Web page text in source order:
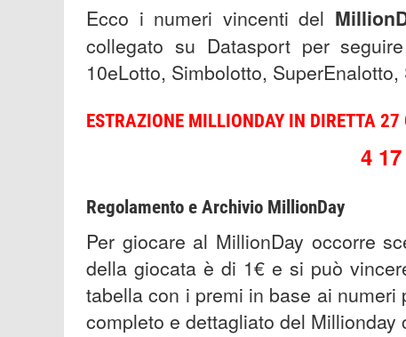
Ecco i numeri vincenti del
collegato su Datasport per
10eLotto, Simbolotto,
ESTRAZIONE MILLIONDAY IN DIRETTA
4
Regolamento e Archivio MillionDay
Per giocare al MillionDay occorre
della giocata è di 1€ e si può
tabella con i premi in base ai
completo e dettagliato del Millionday